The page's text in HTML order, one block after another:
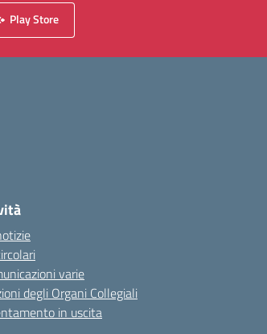
Play Store
varie
degli Organi Collegiali
in uscita